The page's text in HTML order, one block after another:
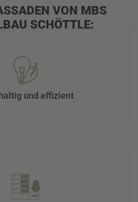
VON MBS
SCHÖTTLE:
und effizient